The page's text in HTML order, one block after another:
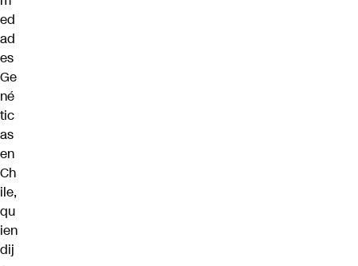
ed
ad
es
Ge
né
tic
as
en
Ch
ile,
qu
ien
dij